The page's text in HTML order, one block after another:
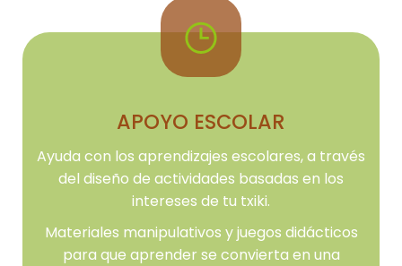
APOYO ESCOLAR
Ayuda con los aprendizajes escolares, a través
del diseño de actividades basadas en los
intereses de tu txiki.
Materiales manipulativos y juegos didácticos
para que aprender se convierta en una